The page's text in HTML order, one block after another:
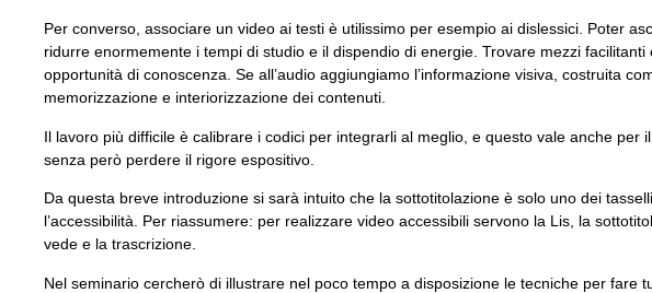
Per converso, associare un video ai testi è utilissimo per esempio ai dislessici. Poter
ridurre enormemente i tempi di studio e il dispendio di energie. Trovare mezzi
opportunità di conoscenza. Se all’audio aggiungiamo l’informazione visiva, costruita
memorizzazione e interiorizzazione dei contenuti.
Il lavoro più difficile è calibrare i codici per integrarli al meglio, e questo vale anche
senza però perdere il rigore espositivo.
Da questa breve introduzione si sarà intuito che la sottotitolazione è solo uno dei
l’accessibilità. Per riassumere: per realizzare video accessibili servono la Lis, la
vede e la trascrizione.
Nel seminario cercherò di illustrare nel poco tempo a disposizione le tecniche per fare